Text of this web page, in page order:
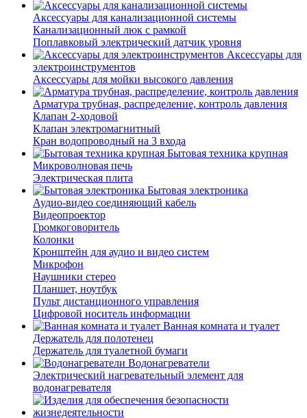
Аксессуары для канализационной системы
Канализационный люк с рамкой
Поплавковый электрический датчик уровня
Аксессуары для
электроинструментов
Аксессуары для мойки высокого давления
Арматура трубная, распределение, контроль давления
Клапан 2-ходовой
Клапан электромагнитный
Кран водопроводный на 3 входа
Бытовая техника крупная
Микроволновая печь
Электрическая плита
Бытовая электроника
Аудио-видео соединяющий кабель
Видеопроектор
Громкоговоритель
Колонки
Кронштейн для аудио и видео систем
Микрофон
Наушники стерео
Планшет, ноутбук
Пульт дистанционного управления
Цифровой носитель информации
Ванная комната и туалет
Держатель для полотенец
Держатель для туалетной бумаги
Водонагреватели
Электрический нагревательный элемент для
водонагревателя